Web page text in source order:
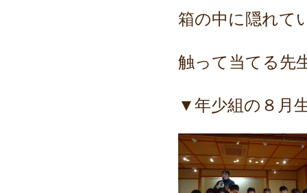
箱の中に隠れて
触って当てる先
▼年少組の８月